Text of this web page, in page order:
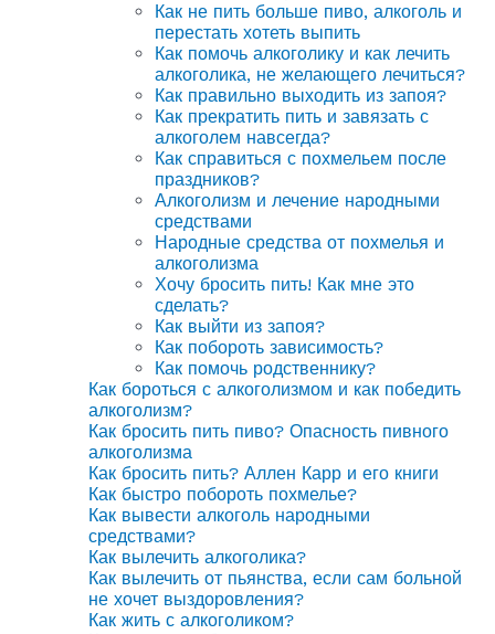
Как не пить больше пиво, алкоголь и
перестать хотеть выпить
Как помочь алкоголику и как лечить
алкоголика, не желающего лечиться?
Как правильно выходить из запоя?
Как прекратить пить и завязать с
алкоголем навсегда?
Как справиться с похмельем после
праздников?
Алкоголизм и лечение народными
средствами
Народные средства от похмелья и
алкоголизма
Хочу бросить пить! Как мне это
сделать?
Как выйти из запоя?
Как побороть зависимость?
Как помочь родственнику?
Как бороться с алкоголизмом и как победить
алкоголизм?
Как бросить пить пиво? Опасность пивного
алкоголизма
Как бросить пить? Аллен Карр и его книги
Как быстро побороть похмелье?
Как вывести алкоголь народными
средствами?
Как вылечить алкоголика?
Как вылечить от пьянства, если сам больной
не хочет выздоровления?
Как жить с алкоголиком?